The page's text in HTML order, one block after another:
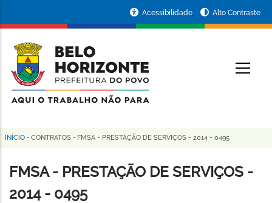
conteúdo
principal
da
Prefeitura
de
Horizonte
Acessibilidade Alto Contraste
Trilha
de
navegação
INÍCIO - CONTRATOS - FMSA - PRESTAÇÃO DE SERVIÇOS - 2014 - 0495
FMSA - PRESTAÇÃO DE SERVIÇOS -
2014 - 0495